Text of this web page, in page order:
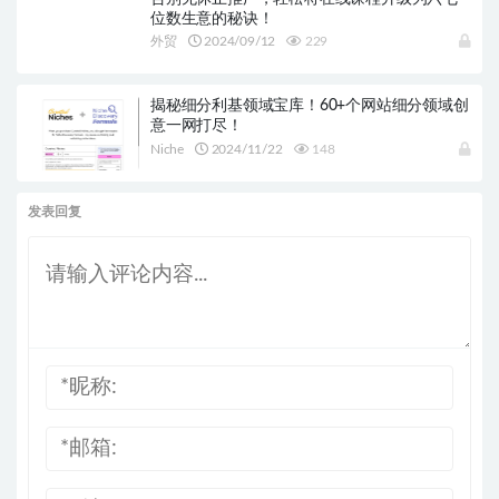
位数生意的秘诀！
外贸 2024/09/12 229
揭秘细分利基领域宝库！60+个网站细分领域创
意一网打尽！
Niche 2024/11/22 148
发表回复